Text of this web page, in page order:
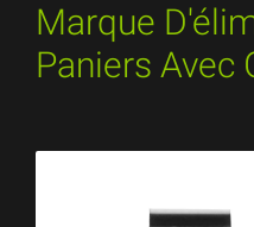
Marque
Paniers Avec